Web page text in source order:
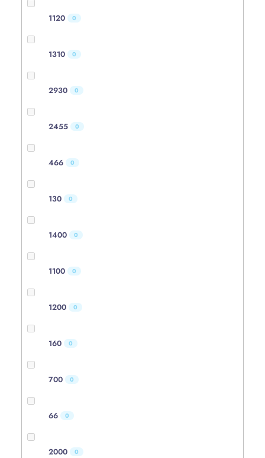
1120 0
1310 0
2930 0
2455 0
466 0
130 0
1400 0
1100 0
1200 0
160 0
700 0
66 0
2000 0